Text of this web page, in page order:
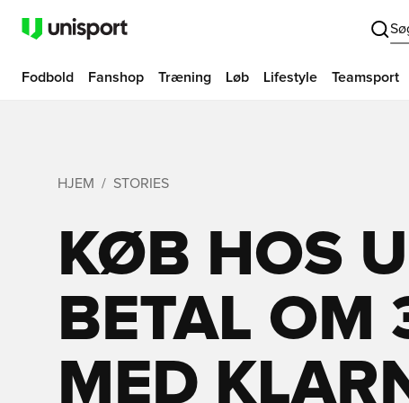
Fodbold Fanshop Træning Løb Lifestyle Teamsport
HJEM STORIES
KØB HOS
BETAL OM
MED